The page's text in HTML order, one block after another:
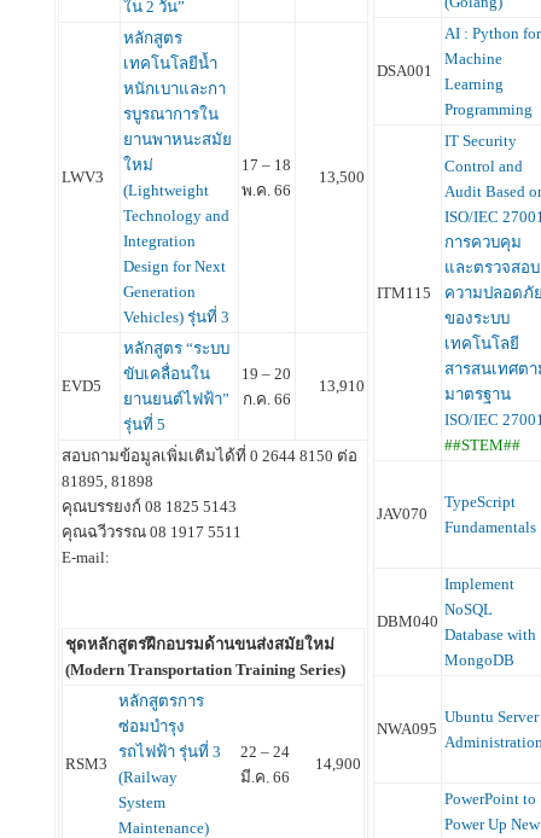
ใน 2 วัน”
LWV3
หลักสูตร
เทคโนโลยีน้ำ
หนักเบาและกา
รบูรณาการใน
ยานพาหนะสมัย
ใหม่
(Lightweight
Technology and
Integration
Design for Next
Generation
Vehicles) รุ่นที่ 3
17 – 18
พ.ค. 66
13,500
EVD5
หลักสูตร “ระบบ
ขับเคลื่อนใน
ยานยนต์ไฟฟ้า”
รุ่นที่ 5
19 – 20
ก.ค. 66
13,910
สอบถามข้อมูลเพิ่มเติมได้ที่ 0 2644 8150 ต่อ
81895, 81898
คุณบรรยงก์ 08 1825 5143
คุณฉวีวรรณ 08 1917 5511
E-mail:
ชุดหลักสูตรฝึกอบรมด้านขนส่งสมัยใหม่
(Modern Transportation Training Series)
RSM3
หลักสูตรการ
ซ่อมบำรุง
รถไฟฟ้า รุ่นที่ 3
(Railway
System
Maintenance)
22 – 24
มี.ค. 66
14,900
DSA001
AI : Python for
Machine
Learning
Programming
ITM115
IT Security
Control and
Audit Based
ISO/IEC
การควบคุม
และตรวจสอบ
ความปลอดภั
ของระบบ
เทคโนโลยี
สารสนเทศต
มาตรฐาน
ISO/IEC
##STEM##
JAV070
TypeScript
Fundamentals
DBM040
Implement
NoSQL
Database with
MongoDB
NWA095
Ubuntu Server
PowerPoint to
Power Up New